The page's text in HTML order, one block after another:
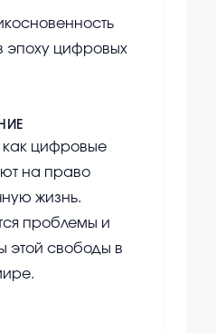
эпоху цифровых
как цифровые
на право
жизнь.
проблемы и
этой свободы в